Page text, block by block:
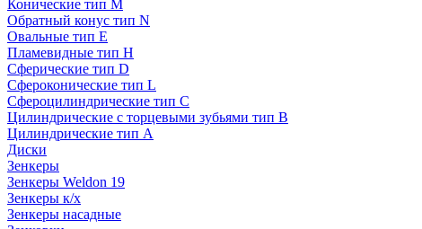
Конические тип M
Обратный конус тип N
Овальные тип E
Пламевидные тип H
Сферические тип D
Сфероконические тип L
Сфероцилиндрические тип C
Цилиндрические с торцевыми зубьями тип B
Цилиндрические тип А
Диски
Зенкеры
Зенкеры Weldon 19
Зенкеры к/х
Зенкеры насадные